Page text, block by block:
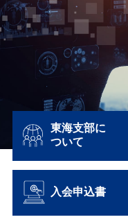
東海支部に
ついて
入会申込書